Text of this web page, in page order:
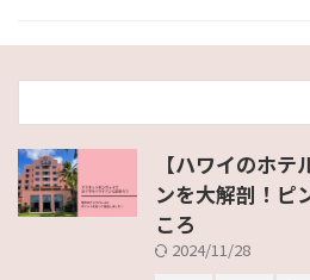
【ハワイのホ
ンを大解剖！ピ
ころ
2024/11/28